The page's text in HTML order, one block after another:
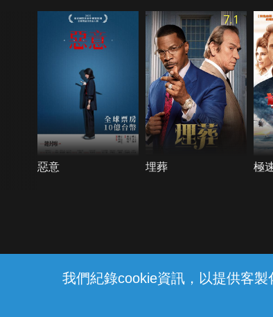
我們紀錄cookie資訊，以提供客
惡意
7.1
埋葬 極